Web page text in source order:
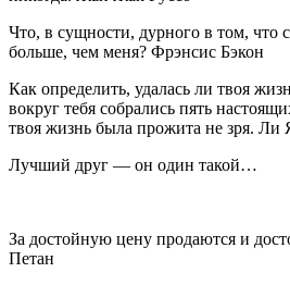
Что, в сущности, дурного в том, что
больше, чем меня? Фрэнсис Бэкон
Как определить, удалась ли твоя
вокруг тебя собрались пять
твоя жизнь была прожита не зря. Ли
Лучший друг — он один такой…
За достойную цену продаются и
Петан